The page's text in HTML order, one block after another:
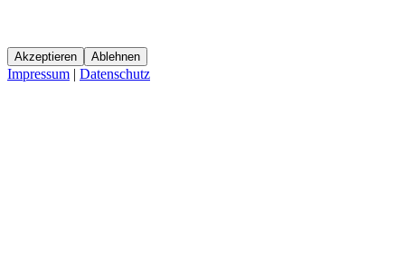
Akzeptieren Ablehnen
Impressum | Datenschutz